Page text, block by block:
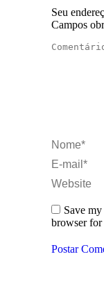
Seu
Campos
Comentário
Nome *
E-mail *
Website
Save
browser for
Postar